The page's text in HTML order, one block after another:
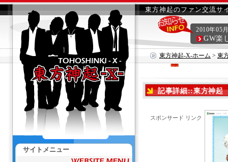
東方神起のファン交流サ
東方神起-X-ホーム > 東
2010年05
GW楽
記事詳細::東方神起
スポンサード リンク
サイトメニュー